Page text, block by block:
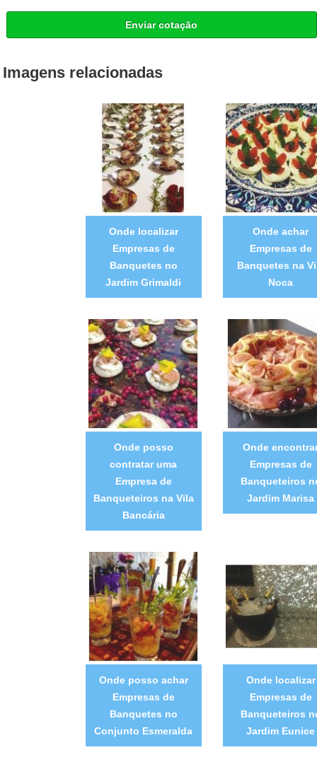
Enviar cotação
Imagens relacionadas
Onde localizar
Empresas de
Banquetes no
Jardim Grimaldi
Onde achar
Empresas de
Banquetes na
Noca
Onde posso
contratar uma
Empresa de
Banqueteiros na Vila
Bancária
Onde
Empresas de
Banqueteiros
Jardim Marisa
Onde posso achar
Empresas de
Banquetes no
Conjunto Esmeralda
Onde localizar
Empresas de
Banqueteiros
Jardim Eunice